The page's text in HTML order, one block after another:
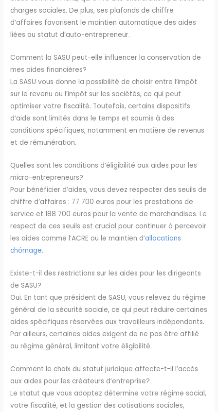
charges sociales. De plus, ses plafonds de chiffre
d’affaires favorisent le maintien automatique des aides
liées au statut d’auto-entrepreneur.
Comment la SASU peut-elle influencer la conservation de
mes aides financières?
La SASU vous donne la possibilité de choisir entre l’impôt
sur le revenu ou l’impôt sur les sociétés, ce qui peut
optimiser votre fiscalité. Toutefois, certains dispositifs
d’aide sont limités dans le temps et soumis à des
conditions spécifiques, notamment en matière de revenus
et de rémunération.
Quelles sont les conditions d’éligibilité aux aides pour les
micro-entrepreneurs?
Pour bénéficier d’aides, vous devez respecter des seuils de
chiffre d’affaires : 77 700 euros pour les prestations de
service et 188 700 euros pour la vente de marchandises. Le
respect de ces seuils est crucial pour continuer à percevoir
les aides comme l’ACRE ou le maintien d’allocations
chômage.
Existe-t-il des restrictions sur les aides pour les dirigeants
de SASU?
Oui. En tant que président de SASU, vous relevez du régime
général de la sécurité sociale, ce qui peut réduire certaines
aides spécifiques réservées aux travailleurs indépendants.
Par ailleurs, certaines aides exigent de ne pas être affilié
au régime général, limitant votre éligibilité.
Comment le choix du statut juridique affecte-t-il l’accès
aux aides pour les créateurs d’entreprise?
Le statut que vous adoptez détermine votre régime social,
votre fiscalité, et la gestion des cotisations sociales,